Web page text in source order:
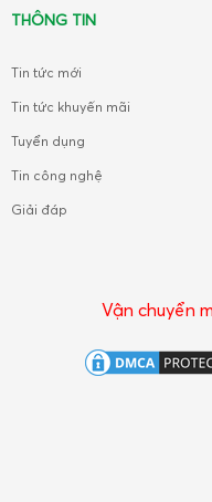
THÔNG TIN
Tin tức mới
Tin tức khuyến mãi
Tuyển dụng
Tin công nghệ
Giải đáp
Vận chuyển